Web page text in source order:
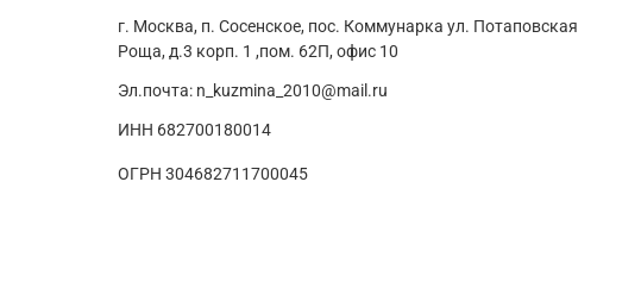
г. Москва, п. Сосенское, пос. Коммунарка ул. Потаповская
Роща, д.3 корп. 1 ,пом. 62П, офис 10
Эл.почта: n_kuzmina_2010@mail.ru
ИНН 682700180014
ОГРН 304682711700045